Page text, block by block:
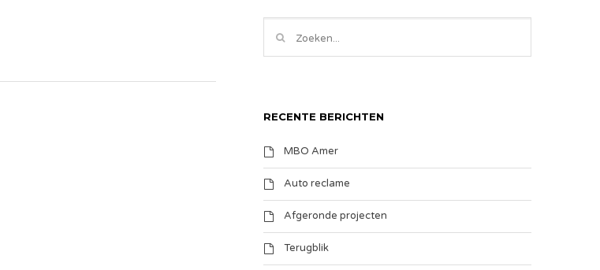
RECENTE BERICHTEN
MBO Amer
Auto reclame
Afgeronde projecten
Terugblik